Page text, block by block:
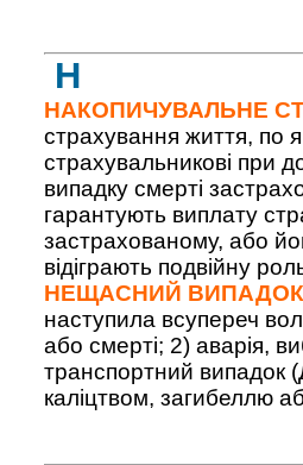
Н
НАКОПИЧУВАЛЬНЕ
страхування життя, по
страхувальникові при
випадку смерті
гарантують виплату
застрахованому, або
відіграють подвійну
НЕЩАСНИЙ ВИПАДОК
наступила всупереч
або смерті; 2) аварія,
транспортний
каліцтвом, загибеллю